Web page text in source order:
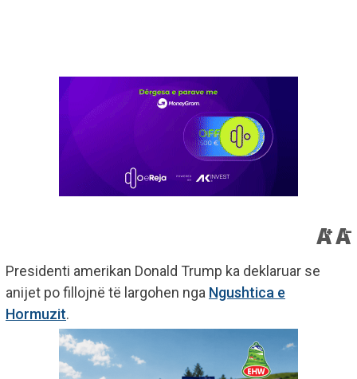
Presidenti amerikan Donald Trump ka deklaruar se
anijet po fillojnë të largohen nga Ngushtica e
Hormuzit.